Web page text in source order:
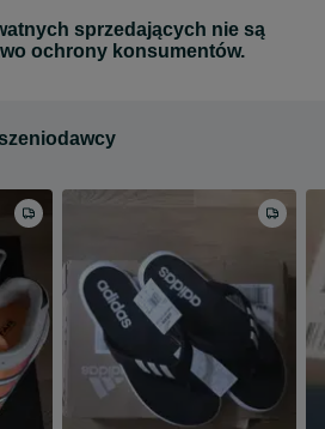
sprzedających nie są
ochrony konsumentów.